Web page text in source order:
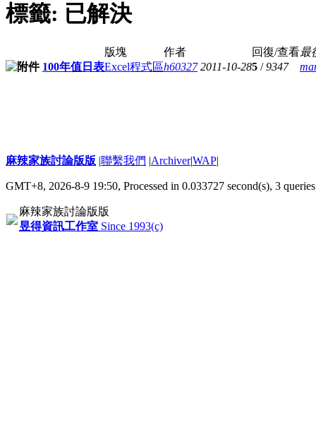
標籤: 已解決
版塊 作者 回復/查看最
100年值日表Excel程式區h60327 2011-10-285 /9347
麻辣家族討論版版 |聯繫我們 |Archiver|WAP|
GMT+8, 2026-8-9 19:50, Processed in 0.033727 second(s), 3
麻辣家族討論版版
昱得資訊工作室 Since 1993(c)